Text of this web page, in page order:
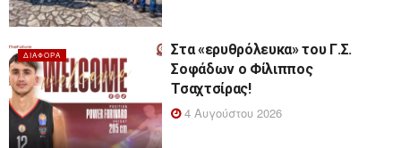
ΔΙΆΦΟΡΑ
Στα «ερυθρόλευκα» του Γ.Σ.
Σοφάδων ο Φίλιππος
Τσαχτσίρας!
4 Αυγούστου 2026